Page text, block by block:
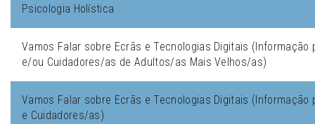
Psicologia Holística
Vamos Falar sobre Ecrãs e Tecnologias Digitais (Informação
e/ou Cuidadores/as de Adultos/as Mais Velhos/as)
Vamos Falar sobre Ecrãs e Tecnologias Digitais (Informação
e Cuidadores/as)